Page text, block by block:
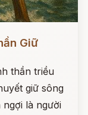
Giữ
thần triều
giữ sông
ngợi là người